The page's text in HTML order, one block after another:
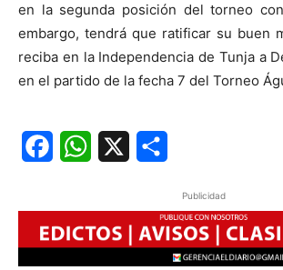
en la segunda posición del torneo
embargo, tendrá que ratificar su buen
reciba en la Independencia de Tunja a
en el partido de la fecha 7 del Torneo
FacebookWhatsApp
Publicidad